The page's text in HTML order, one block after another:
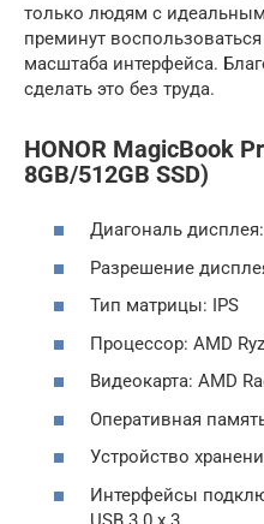
только людям с
преминут
масштаба интерфейса.
сделать это без труда.
HONOR MagicBook
8GB/512GB SSD)
Диагональ дисплея:
Разрешение
Тип матрицы: IPS
Процессор: AMD
Видеокарта: AMD
Оперативная
Устройство
Интерфейсы